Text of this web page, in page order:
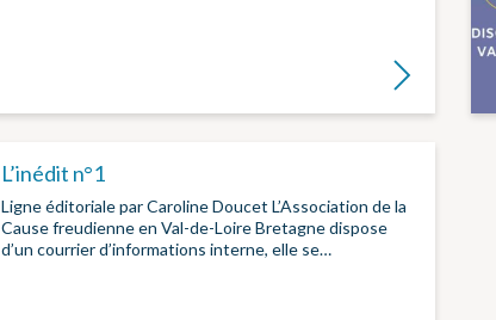
Lire la suite
L’inédit n°1
Ligne éditoriale par Caroline Doucet L’Association de la
Cause freudienne en Val-de-Loire Bretagne dispose
d’un courrier d’informations interne, elle se…